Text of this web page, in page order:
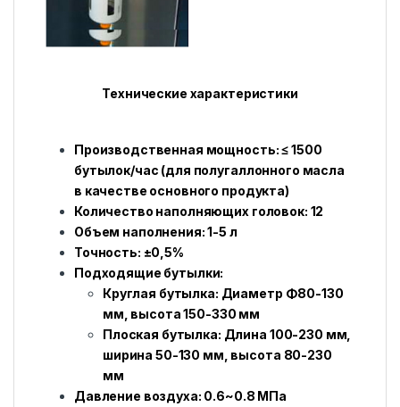
Технические характеристики
Производственная мощность: ≤ 1500
бутылок/час (для полугаллонного масла
в качестве основного продукта)
Количество наполняющих головок: 12
Объем наполнения: 1-5 л
Точность: ±0,5%
Подходящие бутылки:
Круглая бутылка: Диаметр Φ80-130
мм, высота 150-330 мм
Плоская бутылка: Длина 100-230 мм,
ширина 50-130 мм, высота 80-230
мм
Давление воздуха: 0.6~0.8 МПа